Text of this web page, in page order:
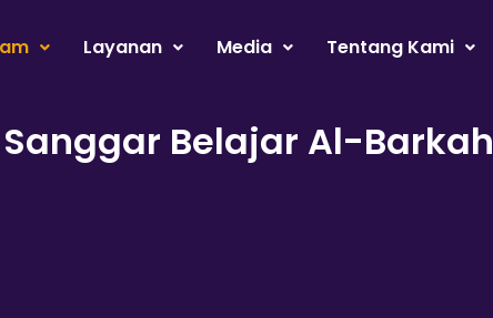
Layanan Media Tentang Kami
Sanggar Belajar Al-Barkah​